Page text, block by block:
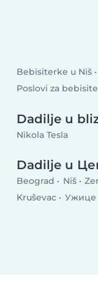
Bebisiterke u Niš
Poslovi za
Dadilje u
Nikola Tesla
Dadilje u
Beograd Niš
Kruševac
Ужице